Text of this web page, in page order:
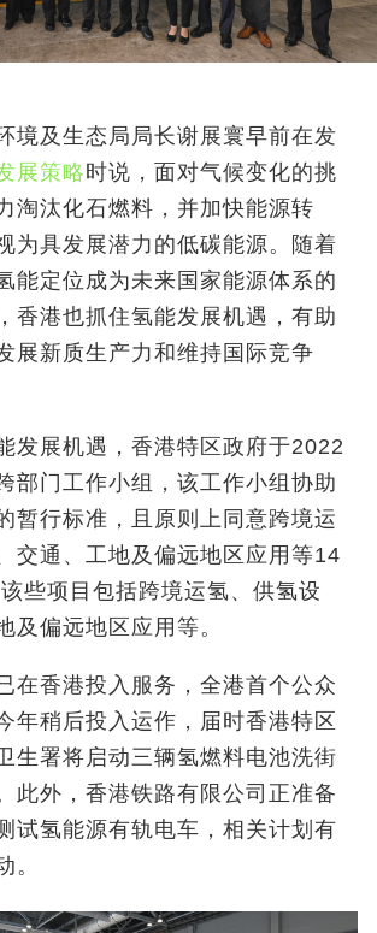
境及生态局局长谢展寰早前在发
展策略时说，面对气候变化的挑
淘汰化石燃料，并加快能源转
为具发展潜力的低碳能源。随着
能定位成为未来国家能源体系的
香港也抓住氢能发展机遇，有助
展新质生产力和维持国际竞争
发展机遇，香港特区政府于2022
部门工作小组，该工作小组协助
暂行标准，且原则上同意跨境运
交通、工地及偏远地区应用等14
些项目包括跨境运氢、供氢设
及偏远地区应用等。
在香港投入服务，全港首个公众
年稍后投入运作，届时香港特区
生署将启动三辆氢燃料电池洗街
此外，香港铁路有限公司正准备
试氢能源有轨电车，相关计划有
。